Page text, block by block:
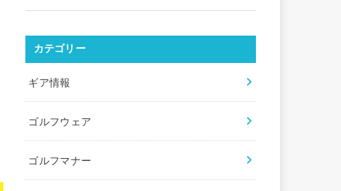
カテゴリー
ギア情報
ゴルフウェア
ゴルフマナー